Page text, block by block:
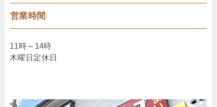
営業時間
11時～14時
木曜日定休日